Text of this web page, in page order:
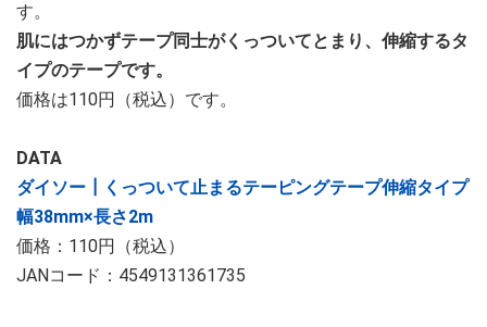
す。
肌にはつかずテープ同士がくっついてとまり、伸縮するタ
イプのテープです。
価格は110円（税込）です。
DATA
ダイソー┃くっついて止まるテーピングテープ伸縮タイプ
幅38mm×長さ2m
価格：110円（税込）
JANコード：4549131361735